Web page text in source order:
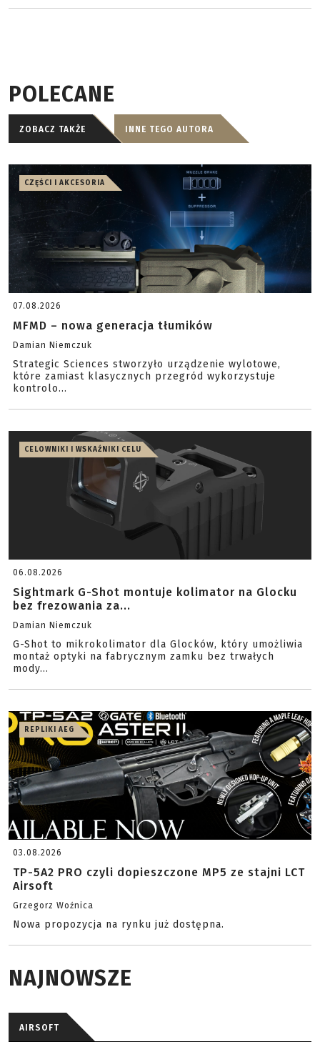
POLECANE
ZOBACZ TAKŻE INNE TEGO AUTORA
CZĘŚCI I AKCESORIA
07.08.2026
MFMD – nowa generacja tłumików
Damian Niemczuk
Strategic Sciences stworzyło urządzenie wylotowe,
które zamiast klasycznych przegród wykorzystuje
kontrolo...
CELOWNIKI I WSKAŹNIKI CELU
06.08.2026
Sightmark G-Shot montuje kolimator na Glocku
bez frezowania za...
Damian Niemczuk
G-Shot to mikrokolimator dla Glocków, który umożliwia
montaż optyki na fabrycznym zamku bez trwałych
mody...
REPLIKI AEG
03.08.2026
TP-5A2 PRO czyli dopieszczone MP5 ze stajni LCT
Airsoft
Grzegorz Woźnica
Nowa propozycja na rynku już dostępna.
NAJNOWSZE
AIRSOFT